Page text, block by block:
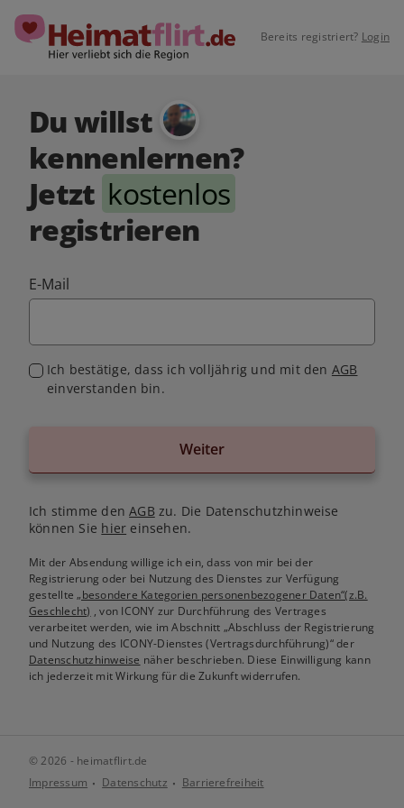
Bereits registriert? Login
Du willst
kennenlernen?
Jetzt kostenlos
registrieren
E-Mail
Ich bestätige, dass ich volljährig und mit den AGB
einverstanden bin.
Weiter
Ich stimme denAGB zu. Die Datenschutzhinweise
können Sie hier einsehen.
Mit der Absendung willige ich ein, dass von mir bei der
Registrierung oder bei Nutzung des Dienstes zur Verfügung
gestellte„besondere Kategorien personenbezogener Daten“(z.B.
Geschlecht) , von ICONY zur Durchführung des Vertrages
verarbeitet werden, wie im Abschnitt „Abschluss der Registrierung
und Nutzung des ICONY-Dienstes (Vertragsdurchführung)“ der
Datenschutzhinweise näher beschrieben. Diese Einwilligung kann
ich jederzeit mit Wirkung für die Zukunft widerrufen.
© 2026 - heimatflirt.de
Impressum
Datenschutz Barrierefreiheit